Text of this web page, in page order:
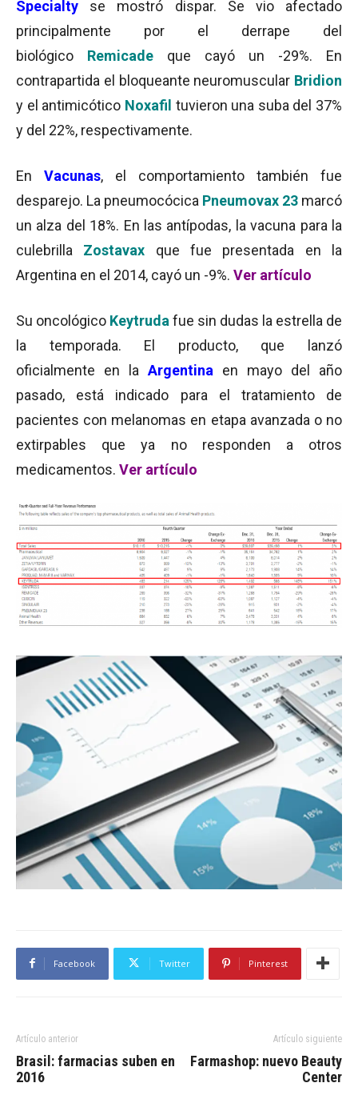
Specialty se mostró dispar. Se vio afectado
principalmente por el derrape del
biológico Remicade
que cayó un -29%. En
contrapartida el bloqueante neuromuscular Bridion
y el antimicótico Noxafil tuvieron una suba del 37%
y del 22%, respectivamente.
En Vacunas, el comportamiento también fue
desparejo. La pneumocócica Pneumovax 23 marcó
un alza del 18%. En las antípodas, la vacuna para la
culebrilla Zostavax que fue presentada en la
Argentina en el 2014, cayó un -9%. Ver artículo
Su oncológico Keytruda fue sin dudas la estrella de
la temporada. El producto, que lanzó
oficialmente en la Argentina en mayo del año
pasado, está indicado para el tratamiento de
pacientes con melanomas en etapa avanzada o no
extirpables que ya no responden a otros
medicamentos. Ver artículo
Facebook Twitter Pinterest
Artículo anterior
Brasil: farmacias suben en
2016
Artículo siguiente
Farmashop: nuevo Beauty
Center